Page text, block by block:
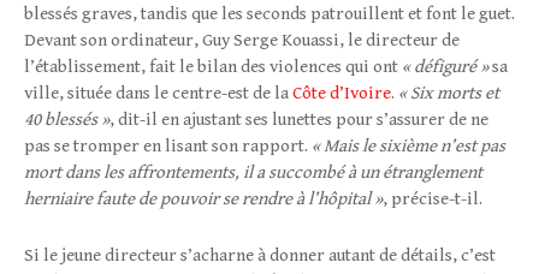
blessés graves, tandis que les seconds patrouillent et font le guet.
Devant son ordinateur, Guy Serge Kouassi, le directeur de
l’établissement, fait le bilan des violences qui ont « défiguré »sa
ville, située dans le centre-est de laCôte d’Ivoire. « Six morts et
40 blessés », dit-il en ajustant ses lunettes pour s’assurer de ne
pas se tromper en lisant son rapport. « Mais le sixième n’est pas
mort dans les affrontements, il a succombé à un étranglement
herniaire faute de pouvoir se rendre à l’hôpital », précise-t-il.
Si le jeune directeur s’acharne à donner autant de détails, c’est